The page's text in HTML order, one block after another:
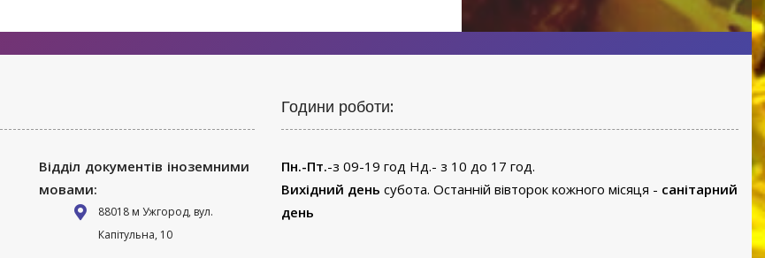
Відділ документів іноземними
мовами:
88018 м Ужгород, вул.
Капітульна, 10
Години роботи:
Пн.-Пт.-з 09-19 год Нд.- з 10 до 17 год.
Вихідний день субота. Останній вівторок кожного місяця - санітарний
день